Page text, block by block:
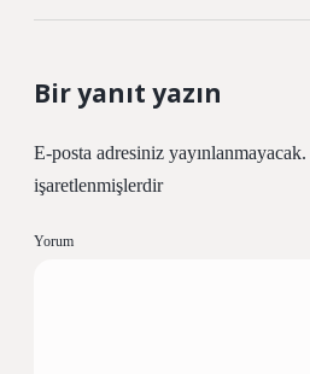
Bir yanıt yazın
E-posta adresiniz yayınlanmayacak.
işaretlenmişlerdir
Yorum